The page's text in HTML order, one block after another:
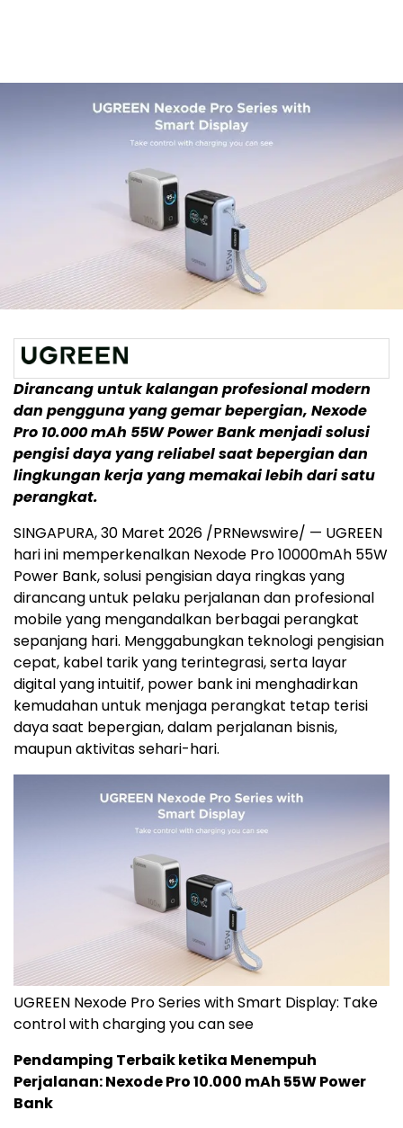
Dirancang untuk kalangan profesional modern
dan pengguna yang gemar bepergian, Nexode
Pro 10.000 mAh 55W Power Bank menjadi solusi
pengisi daya yang reliabel saat bepergian dan
lingkungan kerja yang memakai lebih dari satu
perangkat.
SINGAPURA,30 Maret 2026 /PRNewswire/ — UGREEN
hari ini memperkenalkan Nexode Pro 10000mAh 55W
Power Bank, solusi pengisian daya ringkas yang
dirancang untuk pelaku perjalanan dan profesional
mobile yang mengandalkan berbagai perangkat
sepanjang hari. Menggabungkan teknologi pengisian
cepat, kabel tarik yang terintegrasi, serta layar
digital yang intuitif, power bank ini menghadirkan
kemudahan untuk menjaga perangkat tetap terisi
daya saat bepergian, dalam perjalanan bisnis,
maupun aktivitas sehari-hari.
UGREEN Nexode Pro Series with Smart Display: Take
control with charging you can see
Pendamping Terbaik ketika Menempuh
Perjalanan: Nexode Pro 10.000 mAh 55W Power
Bank